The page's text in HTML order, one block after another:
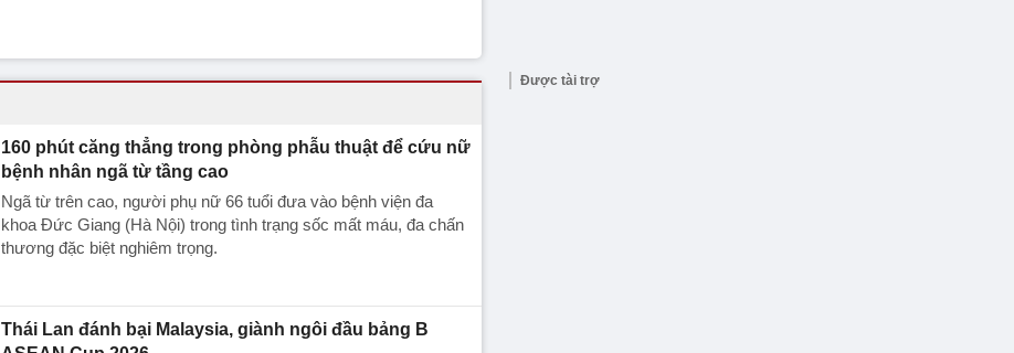
160 phút căng thẳng trong phòng phẫu thuật để cứu nữ
bệnh nhân ngã từ tầng cao
Ngã từ trên cao, người phụ nữ 66 tuổi đưa vào bệnh viện đa
khoa Đức Giang (Hà Nội) trong tình trạng sốc mất máu, đa chấn
thương đặc biệt nghiêm trọng.
Thái Lan đánh bại Malaysia, giành ngôi đầu bảng B
Được tài trợ